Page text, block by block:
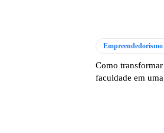
Empreendedorismo
Como
faculdade em